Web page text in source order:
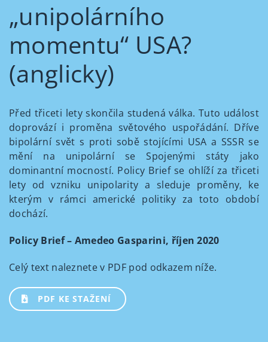
„unipolárního
momentu“ USA?
(anglicky)
Před třiceti lety skončila studená válka. Tuto událost
doprovází i proměna světového uspořádání. Dříve
bipolární svět s proti sobě stojícími USA a SSSR se
mění na unipolární se Spojenými státy jako
dominantní mocností. Policy Brief se ohlíží za třiceti
lety od vzniku unipolarity a sleduje proměny, ke
kterým v rámci americké politiky za toto období
dochází.
Policy Brief – Amedeo Gasparini, říjen 2020
Celý text naleznete v PDF pod odkazem níže.
PDF KE STAŽENÍ